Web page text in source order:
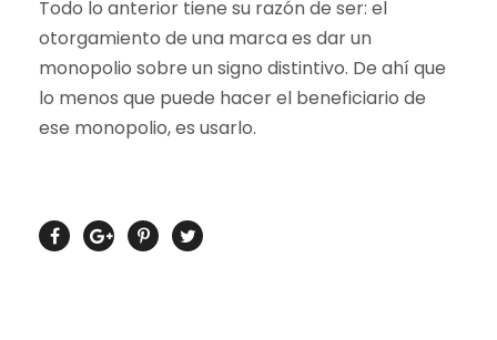
Todo lo anterior tiene su razón de ser: el
otorgamiento de una marca es dar un
monopolio sobre un signo distintivo. De ahí que
lo menos que puede hacer el beneficiario de
ese monopolio, es usarlo.